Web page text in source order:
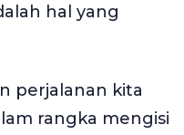
hal yang
perjalanan kita
rangka mengisi